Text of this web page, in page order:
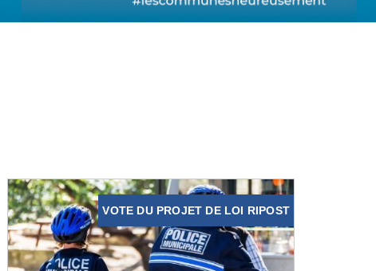
VOTE DU PROJET DE LOI RIPOST